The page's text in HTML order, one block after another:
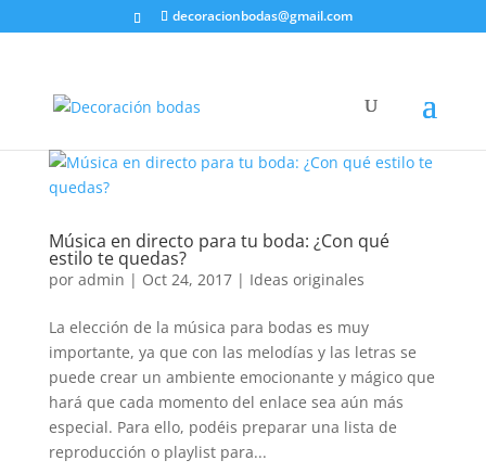
decoracionbodas@gmail.com
Música en directo para tu boda: ¿Con qué
estilo te quedas?
por admin | Oct 24, 2017| Ideas originales
La elección de la música para bodas es muy
importante, ya que con las melodías y las letras se
puede crear un ambiente emocionante y mágico que
hará que cada momento del enlace sea aún más
especial. Para ello, podéis preparar una lista de
reproducción o playlist para...